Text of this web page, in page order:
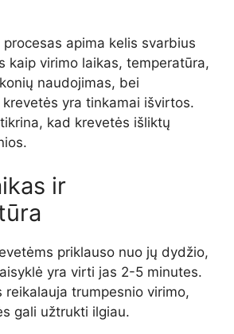
apima kelis svarbius
kaip virimo laikas, temperatūra,
naudojimas, bei
yra tinkamai išvirtos.
kad krevetės išliktų
ir
priklauso nuo jų dydžio,
yra virti jas 2-5 minutes.
reikalauja trumpesnio virimo,
gali užtrukti ilgiau.